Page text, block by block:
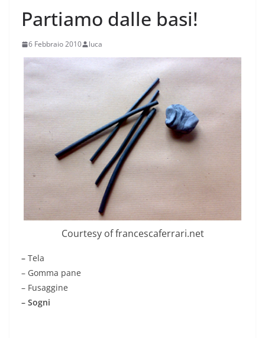
Partiamo dalle basi!
6 Febbraio 2010 luca
Courtesy of francescaferrari.net
– Tela
– Gomma pane
– Fusaggine
– Sogni